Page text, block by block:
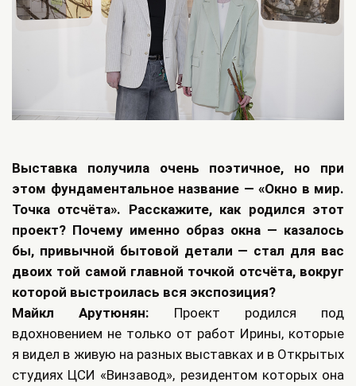
Выставка получила очень поэтичное, но при
этом фундаментальное название — «Окно в мир.
Точка отсчёта». Расскажите, как родился этот
проект? Почему именно образ окна — казалось
бы, привычной бытовой детали — стал для вас
двоих той самой главной точкой отсчёта, вокруг
которой выстроилась вся экспозиция?
Майкл Арутюнян: Проект родился под
вдохновением не только от работ Ирины, которые
я видел в живую на разных выставках и в Открытых
студиях ЦСИ «Винзавод», резидентом которых она